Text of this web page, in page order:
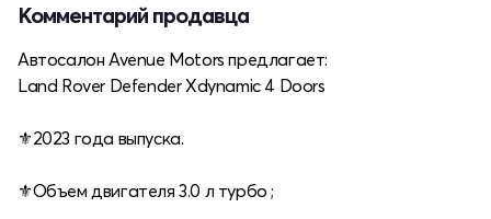
Комментарий продавца
Автосалон Avenue Motors предлагает:
Land Rover Defender Xdynamic 4 Doors
⚜️2023 года выпуска.
⚜️Объем двигателя 3.0 л турбо ;